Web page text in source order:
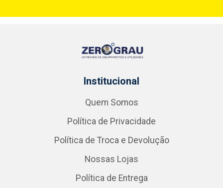
Institucional
Quem Somos
Política de Privacidade
Política de Troca e Devolução
Nossas Lojas
Política de Entrega